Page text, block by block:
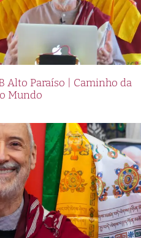
Alto Paraíso | Caminho da
Mundo